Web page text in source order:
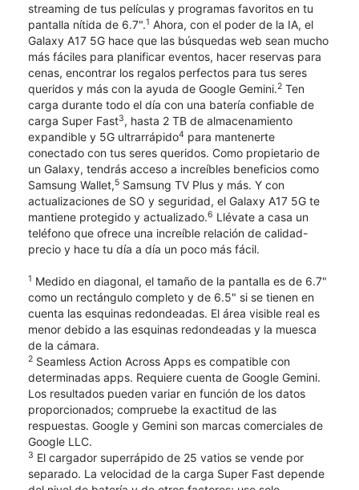
streaming de tus películas y programas favoritos en tu
pantalla nítida de 6.7".1 Ahora, con el poder de la IA, el
Galaxy A17 5G hace que las búsquedas web sean mucho
más fáciles para planificar eventos, hacer reservas para
cenas, encontrar los regalos perfectos para tus seres
queridos y más con la ayuda de Google Gemini.2 Ten
carga durante todo el día con una batería confiable de
carga Super Fast3, hasta 2 TB de almacenamiento
expandible y 5G ultrarrápido4 para mantenerte
conectado con tus seres queridos. Como propietario de
un Galaxy, tendrás acceso a increíbles beneficios como
Samsung Wallet,5 Samsung TV Plus y más. Y con
actualizaciones de SO y seguridad, el Galaxy A17 5G te
mantiene protegido y actualizado.6 Llévate a casa un
teléfono que ofrece una increíble relación de calidad-
precio y hace tu día a día un poco más fácil.
1 Medido en diagonal, el tamaño de la pantalla es de 6.7"
como un rectángulo completo y de 6.5" si se tienen en
cuenta las esquinas redondeadas. El área visible real es
menor debido a las esquinas redondeadas y la muesca
de la cámara.
2 Seamless Action Across Apps es compatible con
determinadas apps. Requiere cuenta de Google Gemini.
Los resultados pueden variar en función de los datos
proporcionados; compruebe la exactitud de las
respuestas. Google y Gemini son marcas comerciales de
Google LLC.
3 El cargador superrápido de 25 vatios se vende por
separado. La velocidad de la carga Super Fast depende